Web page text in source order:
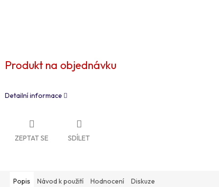
Produkt na objednávku
Detailní informace
ZEPTAT SE SDÍLET
Popis Návod k použití Hodnocení Diskuze